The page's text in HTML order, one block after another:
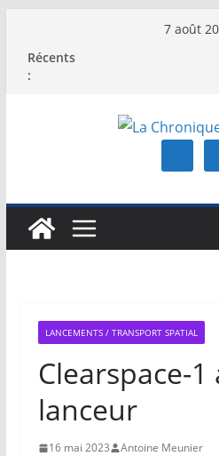
contenu
7 août
Récents
:
LANCEMENTS / TRANSPORT SPATIAL
Clearspace-1
lanceur
16 mai 2023 Antoine Meunier